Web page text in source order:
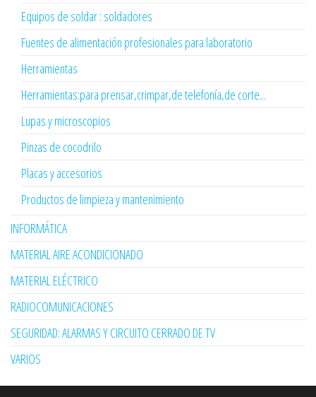
Equipos de soldar : soldadores
Fuentes de alimentación profesionales para laboratorio
Herramientas
Herramientas:para prensar,crimpar,de telefonía,de corte...
Lupas y microscopios
Pinzas de cocodrilo
Placas y accesorios
Productos de limpieza y mantenimiento
INFORMÁTICA
MATERIAL AIRE ACONDICIONADO
MATERIAL ELÉCTRICO
RADIOCOMUNICACIONES
SEGURIDAD: ALARMAS Y CIRCUITO CERRADO DE TV
VARIOS